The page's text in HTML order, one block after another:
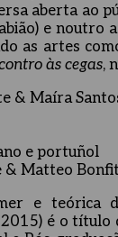
aberta ao
e noutro
as artes
às cegas,
& Maíra
e portuñol
& Matteo
e teórica
é o